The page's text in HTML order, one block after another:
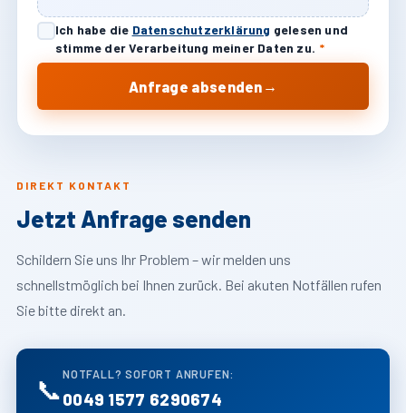
DIREKT KONTAKT
Jetzt Anfrage senden
Schildern Sie uns Ihr Problem – wir melden uns
schnellstmöglich bei Ihnen zurück. Bei akuten Notfällen rufen
Sie bitte direkt an.
📞 NOTFALL? SOFORT ANRUFEN:
0049 1577 6290674
Ich habe die Datenschutzerklärung gelesen und
stimme der Verarbeitung meiner Daten zu. *
Anfrage absenden →